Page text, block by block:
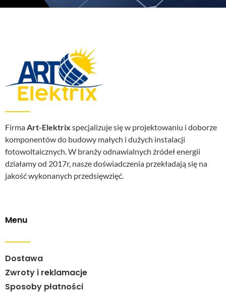
FirmaArt-Elektrix specjalizuje się w projektowaniu i doborze
komponentów do budowy małych i dużych instalacji
fotowoltaicznych. W branży odnawialnych źródeł energii
działamy od 2017r, nasze doświadczenia przekładają się na
jakość wykonanych przedsięwzięć.
Menu
Dostawa
Zwroty i reklamacje
Sposoby płatności